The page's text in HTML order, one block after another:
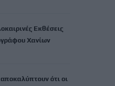
Εκθέσεις
Χανίων
ότι οι